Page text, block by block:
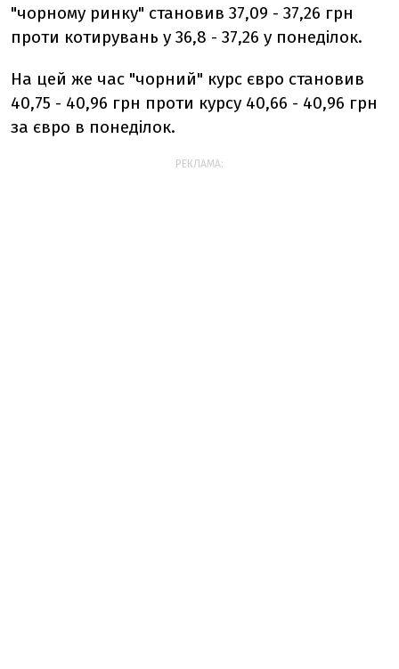
"чорному ринку" становив 37,09 - 37,26 грн
проти котирувань у 36,8 - 37,26 у понеділок.
На цей же час "чорний" курс євро становив
40,75 - 40,96 грн проти курсу 40,66 - 40,96 грн
за євро в понеділок.
РЕКЛАМА: